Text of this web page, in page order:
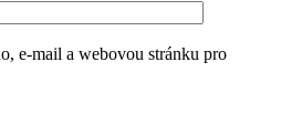
e-mail a webovou stránku pro